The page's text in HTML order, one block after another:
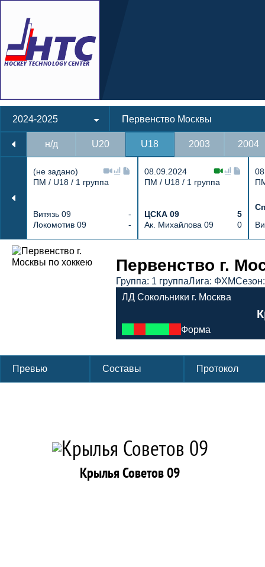
2024-2025 Первенство Москвы
н/д U20 U18 2003 2004
(не задано)
ПМ / U18 / 1 группа
Витязь 09
-
Локомотив 09
-
08.09.2024
ПМ / U18 / 1 группа
ЦСКА 09
5
Ак. Михайлова 09
0
Протокол и события матча Крылья
Первенство г.
Группа: 1 группаЛига: ФХМ
ЛД Сокольники г. Москва
Форма
Превью Составы Протокол
Крылья Советов 09